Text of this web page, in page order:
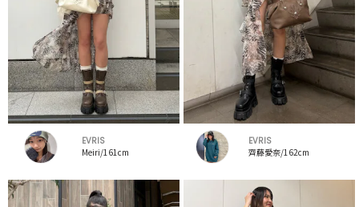
EVRIS
Meiri/161cm
EVRIS
齊藤愛奈/162cm